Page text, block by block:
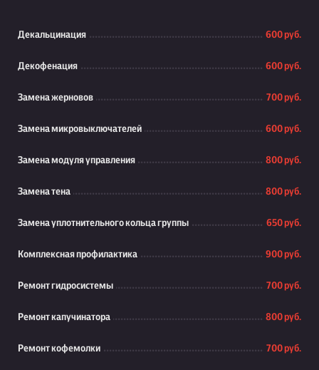
Декальцинация 600 руб.
Декофенация 600 руб.
Замена жерновов 700 руб.
Замена микровыключателей 600 руб.
Замена модуля управления 800 руб.
Замена тена 800 руб.
Замена уплотнительного кольца группы 650 руб.
Комплексная профилактика 900 руб.
Ремонт гидросистемы 700 руб.
Ремонт капучинатора 800 руб.
Ремонт кофемолки 700 руб.